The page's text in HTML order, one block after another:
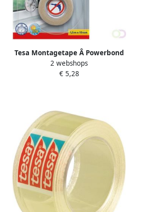
Tesa Montagetape Â Powerbond
dubbelzijdig 1 5mx19mm
transparant
2 webshops
€ 5,28